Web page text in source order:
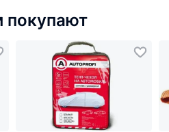
покупают